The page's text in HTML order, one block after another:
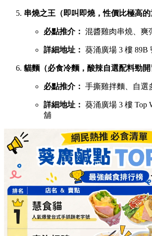
串燒之王（即叫即燒，性價比極高的
必點推介： 混醬雞肉串燒、爽
詳細地址： 葵涌廣場 3 樓 89B
貓麵（必食冷麵，酸辣自選配料勁開
必點推介： 手撕雞拌麵、自選
詳細地址： 葵涌廣場 3 樓 Top
舖